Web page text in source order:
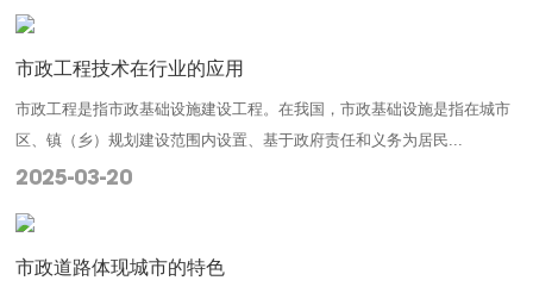
市政工程技术在行业的应用
市政工程是指市政基础设施建设工程。在我国，市政基础设施是指在城市
区、镇（乡）规划建设范围内设置、基于政府责任和义务为居民...
2025-03-20
市政道路体现城市的特色